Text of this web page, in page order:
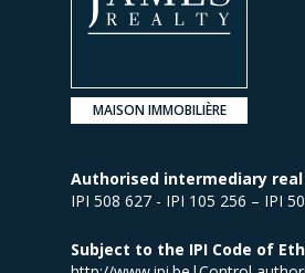
MAISON IMMOBILIÈRE
Authorised intermediary
IPI 508 627 - IPI 105 256 – IPI
Subject to the IPI Code of